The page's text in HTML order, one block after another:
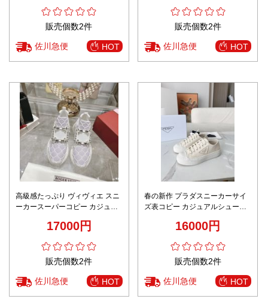
販売個数2件
佐川急便 HOT
販売個数2件
佐川急便 HOT
高級感たっぷり ヴィヴィエ スニ
ーカースーパーコピー カジュア
すい パープル17000円
販売個数2件
佐川急便 HOT
春の新作 プラダスニーカーサイ
ズ表コピー カジュアルシューズ
シンプル ホワイト
16000円
販売個数2件
佐川急便 HOT